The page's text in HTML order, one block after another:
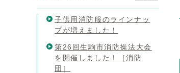
子供用消防服のラインナッ
プが増えました！
第26回生駒市消防操法大会
を開催しました！［消防
団］